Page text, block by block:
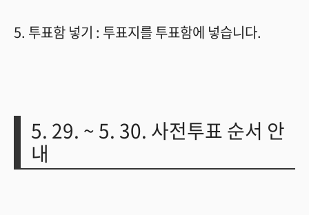
5. 투표함 넣기 : 투표지를 투표함에 넣습니다.
5. 29. ~ 5. 30. 사전투표 순서 안
내